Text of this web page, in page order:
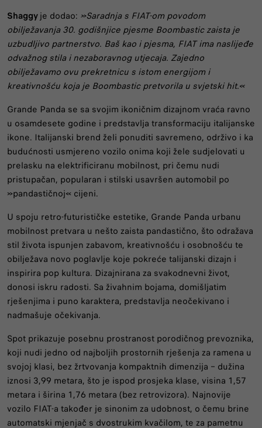
Shaggyje dodao: »Saradnja s FIAT-om povodom
obilježavanja 30. godišnjice pjesme Boombastic zaista je
uzbudljivo partnerstvo. Baš kao i pjesma, FIAT ima naslijeđe
odvažnog stila i nezaboravnog utjecaja. Zajedno
obilježavamo ovu prekretnicu s istom energijom i
kreativnošću koja je Boombastic pretvorila u svjetski hit.«
Grande Panda se sa svojim ikoničnim dizajnom vraća ravno
u osamdesete godine i predstavlja transformaciju italijanske
ikone. Italijanski brend želi ponuditi savremeno, održivo i ka
budućnosti usmjereno vozilo onima koji žele sudjelovati u
prelasku na elektrificiranu mobilnost, pri čemu nudi
pristupačan, popularan i stilski usavršen automobil po
»pandastičnoj« cijeni.
U spoju retro-futurističke estetike, Grande Panda urbanu
mobilnost pretvara u nešto zaista pandastično, što odražava
stil života ispunjen zabavom, kreativnošću i osobnošću te
obilježava novo poglavlje koje pokreće talijanski dizajn i
inspirira pop kultura. Dizajnirana za svakodnevni život,
donosi iskru radosti. Sa živahnim bojama, domišljatim
rješenjima i puno karaktera, predstavlja neočekivano i
nadmašuje očekivanja.
Spot prikazuje posebnu prostranost porodičnog prevoznika,
koji nudi jedno od najboljih prostornih rješenja za ramena u
svojoj klasi, bez žrtvovanja kompaktnih dimenzija – dužina
iznosi 3,99 metara, što je ispod prosjeka klase, visina 1,57
metara i širina 1,76 metara (bez retrovizora). Najnovije
vozilo FIAT-a također je sinonim za udobnost, o čemu brine
automatski mjenjač s dvostrukim kvačilom, te za pametnu